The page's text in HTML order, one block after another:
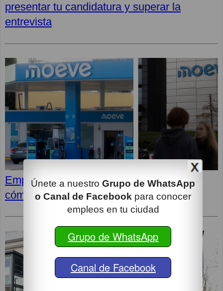
Únete a nuestro Grupo de WhatsApp
o Canal de Facebook para conocer
empleos en tu ciudad
Grupo de WhatsApp
Canal de Facebook
presentar tu candidatura y superar la
entrevista
Empleos en MOEVE: Últimas vacantes,
cómo postular y superar la entrevista